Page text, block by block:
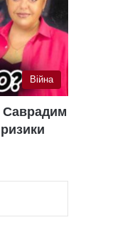
Війна
Саврадим
ризики